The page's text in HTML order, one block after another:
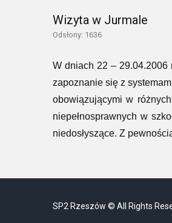
Wizyta w Jurmale
Odsłony: 1636
W dniach 22 – 29.04.2006
zapoznanie się z
obowiązującymi w
niepełnosprawnych w
niedosłyszące. Z
SP2 Rzeszów © All Rights